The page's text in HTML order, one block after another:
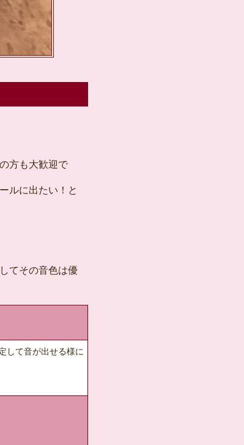
方も大歓迎で
ルに出たい！と
てその音色は優
して音が出せる様に